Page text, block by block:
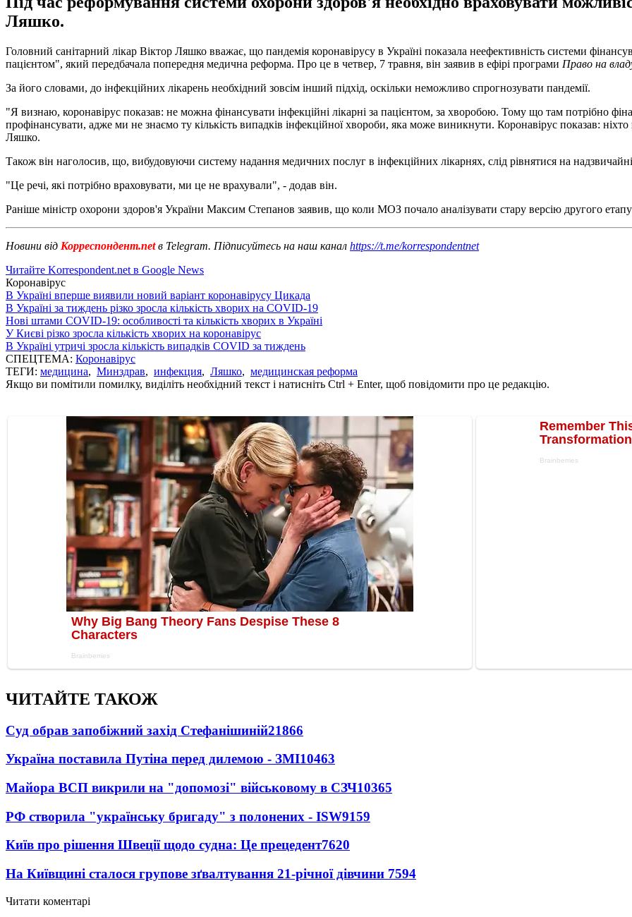
Ляшко.
Головний санітарний лікар Віктор Ляшко вважає, що пандемія коронавірусу в Україні показала неефективність системи
пацієнтом", який передбачала попередня медична реформа. Про це в четвер, 7 травня, він заявив в ефірі програми Право на
За його словами, до інфекційних лікарень необхідний зовсім інший підхід, оскільки неможливо спрогнозувати пандемії.
"Я визнаю, коронавірус показав: не можна фінансувати інфекційні лікарні за пацієнтом, за хворобою. Тому що там потрібно
профінансувати, адже ми не знаємо ту кількість випадків інфекційної хвороби, яка може виникнути. Коронавірус показав: ніхто
Ляшко.
Також він наголосив, що, вибудовуючи систему надання медичних послуг в інфекційних лікарнях, слід рівнятися на надзвичайні
"Це речі, які потрібно враховувати, ми це не врахували", - додав він.
Раніше міністр охорони здоров'я України Максим Степанов заявив, що коли МОЗ почало аналізувати стару версію другого
Новини від Корреспондент.netв Telegram. Підписуйтесь на наш канал https://t.me/korrespondentnet
Читайте Korrespondent.net в Google News
Коронавірус
В Україні вперше виявили новий варіант коронавірусу Цикада
В Україні за тиждень різко зросла кількість хворих на COVID-19
Нові штами COVID-19: особливості та кількість хворих в Україні
У Києві різко зросла кількість хворих на коронавірус
В Україні утричі зросла кількість випадків COVID за тиждень
СПЕЦТЕМА: Коронавірус
ТЕГИ: медицина, Минздрав, инфекция, Ляшко, медицинская реформа
Якщо ви помітили помилку, виділіть необхідний текст і натисніть Ctrl + Enter, щоб повідомити про це редакцію.
ЧИТАЙТЕ ТАКОЖ
Суд обрав запобіжний захід Стефанішиній21866
Україна поставила Путіна перед дилемою - ЗМІ10463
Майора ВСП викрили на "допомозі" військовому в СЗЧ10365
РФ створила "українську бригаду" з полонених - ISW9159
Київ про рішення Швеції щодо судна: Це прецедент7620
На Київщині сталося групове зґвалтування 21-річної дівчини 7594
Читати коментарі